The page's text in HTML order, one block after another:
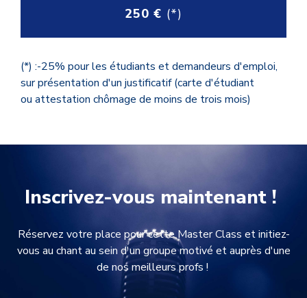
250 € (*)
(*) :-25% pour les étudiants et demandeurs d'emploi,
sur présentation d'un justificatif (carte d'étudiant
ou attestation chômage de moins de trois mois)
Inscrivez-vous maintenant !
Réservez votre place pour cette Master Class et initiez-
vous au chant au sein d'un groupe motivé et auprès d'une
de nos meilleurs profs !